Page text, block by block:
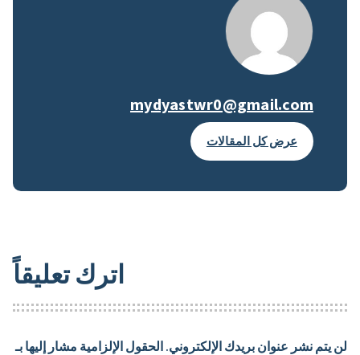
mydyastwr0@gmail.com
عرض كل المقالات
اترك تعليقاً
لن يتم نشر عنوان بريدك الإلكتروني. الحقول الإلزامية مشار إليها بـ